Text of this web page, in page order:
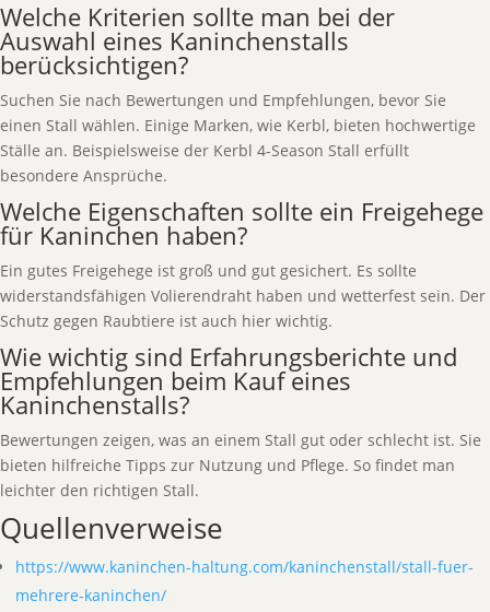
Welche Kriterien sollte man bei der
Auswahl eines Kaninchenstalls
berücksichtigen?
Suchen Sie nach Bewertungen und Empfehlungen, bevor Sie
einen Stall wählen. Einige Marken, wie Kerbl, bieten hochwertige
Ställe an. Beispielsweise der Kerbl 4-Season Stall erfüllt
besondere Ansprüche.
Welche Eigenschaften sollte ein Freigehege
für Kaninchen haben?
Ein gutes Freigehege ist groß und gut gesichert. Es sollte
widerstandsfähigen Volierendraht haben und wetterfest sein. Der
Schutz gegen Raubtiere ist auch hier wichtig.
Wie wichtig sind Erfahrungsberichte und
Empfehlungen beim Kauf eines
Kaninchenstalls?
Bewertungen zeigen, was an einem Stall gut oder schlecht ist. Sie
bieten hilfreiche Tipps zur Nutzung und Pflege. So findet man
leichter den richtigen Stall.
Quellenverweise
https://www.kaninchen-haltung.com/kaninchenstall/stall-fuer-
mehrere-kaninchen/